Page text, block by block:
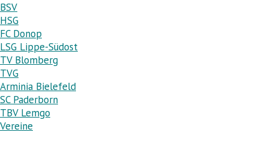
BSV
HSG
FC Donop
LSG Lippe-Südost
TV Blomberg
TVG
Arminia Bielefeld
SC Paderborn
TBV Lemgo
Vereine